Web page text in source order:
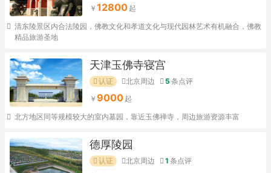
12800
清东陵景区内合法陵园，佛教文化和孝道文化与现代园林艺术有机融合，佛教
精品旅游圣地
天津玉佛寺寝宫
认证 北京周边 5 条点评
9000
北方地区同等规模较大的室内墓园，靠近玉佛禅寺，周边旅游资源丰富
德厚陵园
认证 北京周边 1 条点评